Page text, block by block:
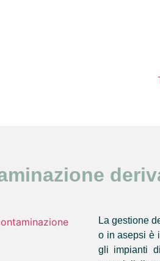
La gestione
o in asepsi è
gli impianti